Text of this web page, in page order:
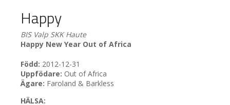
Happy
BIS Valp SKK Haute
Happy New Year Out of Africa
Född: 2012-12-31
Uppfödare: Out of Africa
Ägare: Faroland & Barkless
HÄLSA: